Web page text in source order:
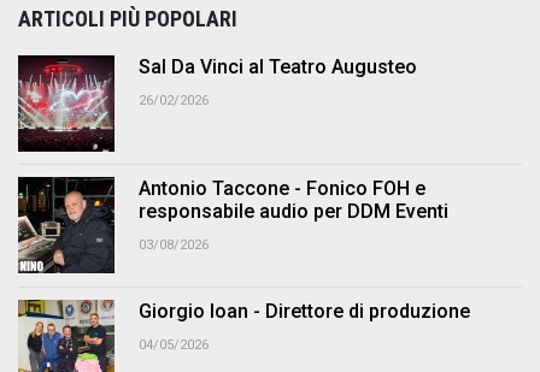
ARTICOLI PIÙ POPOLARI
Sal Da Vinci al Teatro Augusteo
26/02/2026
Antonio Taccone - Fonico FOH e
responsabile audio per DDM Eventi
03/08/2026
Giorgio Ioan - Direttore di produzione
04/05/2026